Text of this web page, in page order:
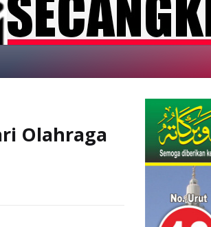
SELAMAT DATANG DI
Olahraga